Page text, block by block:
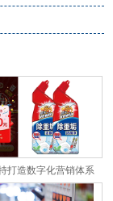
打造数字化营销体系